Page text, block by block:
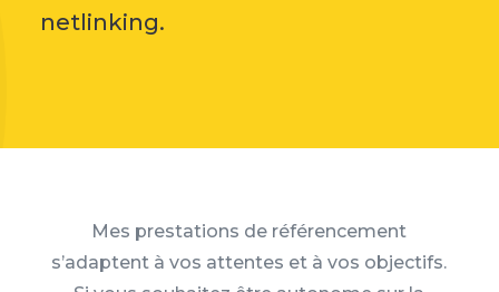
netlinking.
Mes prestations de référencement
s’adaptent à vos attentes et à vos objectifs.